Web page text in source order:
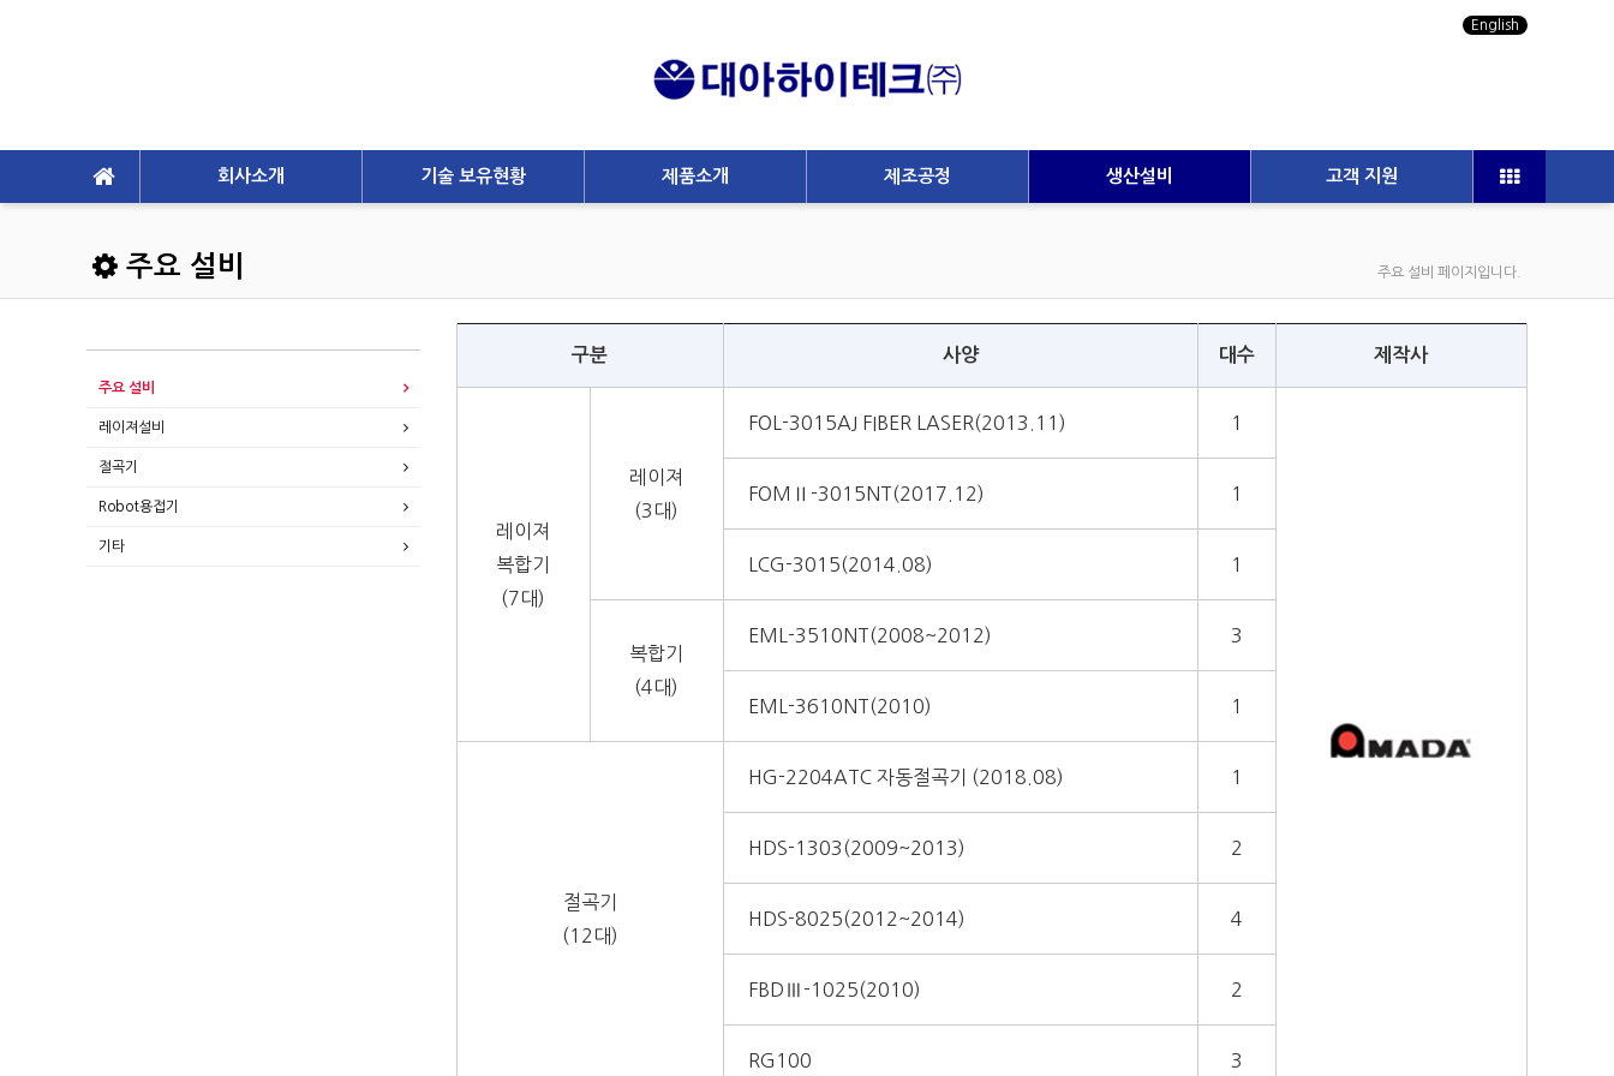
English
회사소개 기술 보유현황 제품소개 제조공정 생산설비 고객 지원
주요 설비 주요 설비 페이지입니다.
구분 사양 대수 제작사
레이져
복합기
(7대)
레이져
(3대)
FOL-3015AJ FIBER LASER(2013.11) 1
FOMⅡ-3015NT(2017.12) 1
LCG-3015(2014.08) 1
복합기
(4대)
EML-3510NT(2008~2012) 3
EML-3610NT(2010) 1
절곡기
(12대)
HG-2204ATC 자동절곡기 (2018.08) 1
HDS-1303(2009~2013) 2
HDS-8025(2012~2014) 4
FBDⅢ-1025(2010) 2
RG100 3
주요 설비
레이져설비
절곡기
Robot용접기
기타